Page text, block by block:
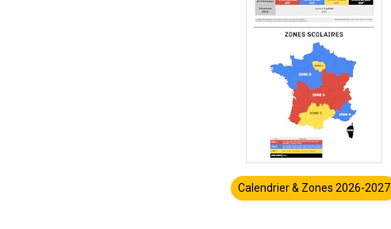
Calendrier & Zones 2026-2027